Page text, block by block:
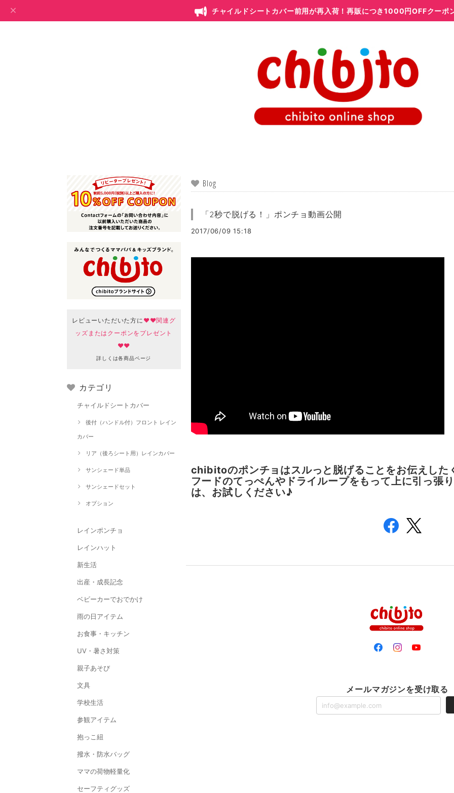
チャイルドシートカバー前用が再入荷！再販につき1000円OFFクー
レビューいただいた方に ♥♥関連グ
ッズまたはクーポンをプレゼント
♥♥
詳しくは各商品ページ
カテゴリ
チャイルドシートカバー
後付（ハンドル付）フロント レイン
カバー
リア（後ろシート用）レインカバー
サンシェード単品
サンシェードセット
オプション
レインポンチョ
レインハット
新生活
出産・成長記念
ベビーカーでおでかけ
雨の日アイテム
お食事・キッチン
UV・暑さ対策
親子あそび
文具
学校生活
参観アイテム
抱っこ紐
撥水・防水バッグ
ママの荷物軽量化
セーフティグッズ
Blog
「2秒で脱げる！」ポンチョ動画公開
2017/06/09 15:18
chibitoのポンチョはスルっと脱げることをお伝えした
フードのてっぺんやドライループをもって上に引っ張
は、お試しください♪
メールマガジンを受け取る